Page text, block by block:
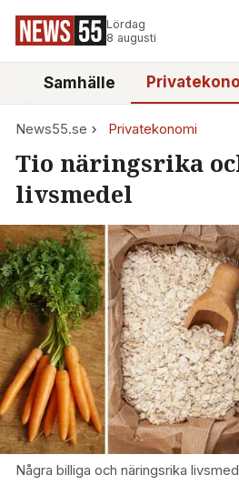
Lördag
8 augusti
Samhälle
News55.se Privatekonomi
Tio näringsrika
livsmedel
Några billiga och näringsrika